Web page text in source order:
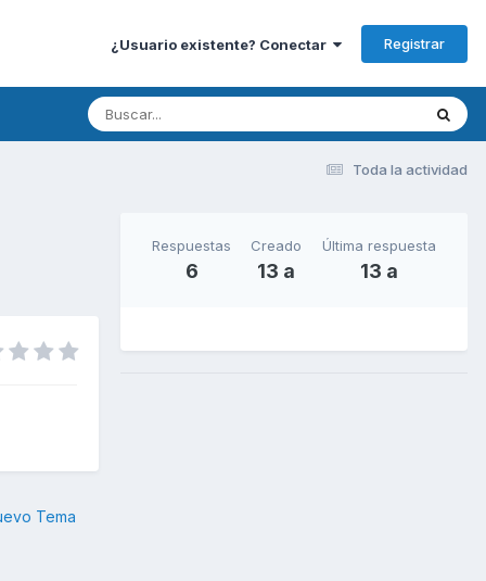
¿Usuario existente? Conectar Registrar
Toda la actividad
Tema
Respuestas
6
Creado
13 a
Última respuesta
13 a